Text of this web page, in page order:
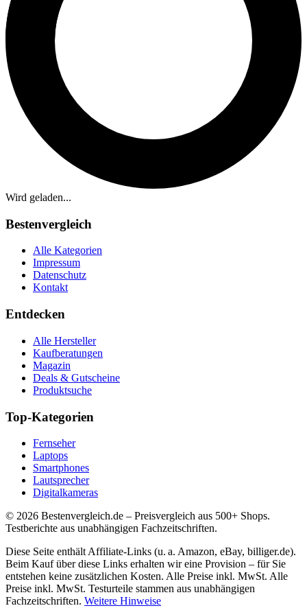
Wird geladen...
Bestenvergleich
Alle Kategorien
Impressum
Datenschutz
Kontakt
Entdecken
Alle Hersteller
Kaufberatungen
Magazin
Deals & Gutscheine
Produktsuche
Top-Kategorien
Fernseher
Laptops
Smartphones
Lautsprecher
Digitalkameras
© 2026 Bestenvergleich.de – Preisvergleich aus 500+ Shops.
Testberichte aus unabhängigen Fachzeitschriften.
Diese Seite enthält Affiliate-Links (u. a. Amazon, eBay, billiger.de).
Beim Kauf über diese Links erhalten wir eine Provision – für Sie
entstehen keine zusätzlichen Kosten. Alle Preise inkl. MwSt. Alle
Preise inkl. MwSt. Testurteile stammen aus unabhängigen
Fachzeitschriften. Weitere Hinweise